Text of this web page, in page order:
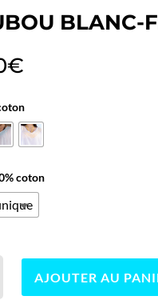
BLANC-
€
coton
AJOUTER AU